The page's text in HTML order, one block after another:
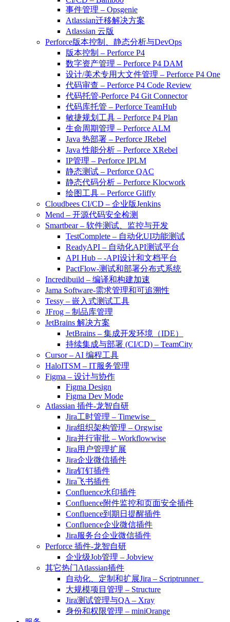
事件管理 – Opsgenie
Atlassian迁移解决方案
Atlassian 云版
Perforce版本控制、静态分析与DevOps
版本控制 – Perforce P4
数字资产管理 – Perforce P4 DAM
设计/美术专用大文件管理 – Perforce P4 One
代码审查 – Perforce P4 Code Review
代码托管-Perforce P4 Git Connector
代码库托管 – Perforce TeamHub
敏捷规划工具 – Perforce P4 Plan
生命周期管理 – Perforce ALM
Java 热部署 – Perforce JRebel
Java 性能分析 – Perforce XRebel
IP管理 – Perforce IPLM
静态测试 – Perforce QAC
静态代码分析 – Perforce Klocwork
绘图工具 – Perforce Gliffy
Cloudbees CI/CD – 企业版Jenkins
Mend – 开源代码安全检测
Smartbear – 软件测试、监控与开发
TestComplete – 自动化UI功能测试
ReadyAPI – 自动化API测试平台
API Hub – -API设计和文档平台
PactFlow-测试和部署分布式系统
Incredibuild – 编译和构建加速
Jama Software-需求管理和可追溯性
Tessy – 嵌入式测试工具
JFrog – 制品库管理
JetBrains 解决方案
JetBrains – 集成开发环境（IDE）
持续集成与部署 (CI/CD) – TeamCity
Cursor – AI 编程工具
HaloITSM – IT服务管理
Figma – 设计与协作
Figma Design
Figma Dev Mode
Atlassian 插件-龙智自研
Jira工时管理 – Timewise
Jira组织架构管理 – Orgwise
Jira并行审批 – Workflowwise
Jira用户管理扩展
Jira企业微信插件
Jira钉钉插件
Jira飞书插件
Confluence水印插件
Confluence附件监控和页面安全插件
Confluence到期日提醒插件
Confluence企业微信插件
Jira服务台企业微信插件
Perforce 插件-龙智自研
企业级Job管理 – Jobview
其它热门Atlassian插件
自动化、定制和扩展Jira – Scriptrunner
大规模项目管理 – Structure
Jira测试管理与QA – Xray
身份和权限管理 – miniOrange